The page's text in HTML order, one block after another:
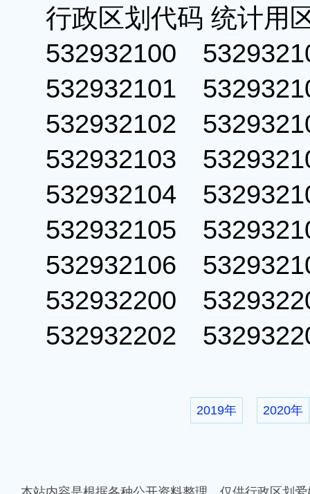
行政区划代码 统计用
532932100
532932101
532932102
532932103
532932104
532932105
532932106
532932200
532932202
2019年 2020年